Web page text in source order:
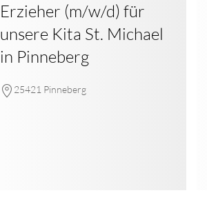
Erzieher (m/w/d) für
unsere Kita St. Michael
in Pinneberg
25421 Pinneberg